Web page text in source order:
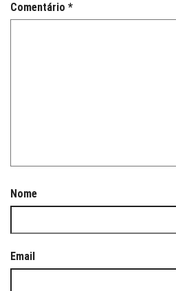
Comentário *
Nome
Email